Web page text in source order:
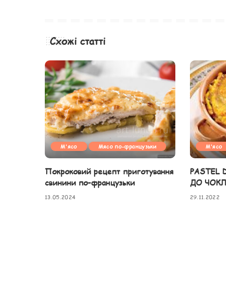
Схожі статті
М'ясо Мясо по-французьки
Покроковий рецепт приготування
свинини по-французьки
13.05.2024
М'ясо
PASTEL
ДО
29.11.2022